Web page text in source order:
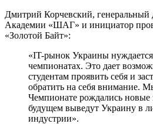
Дмитрий Корчевский,
Академии «ШАГ» и инициатор
«Золотой Байт»:
«IT-рынок Украины
чемпионатах. Это дает
студентам проявить себя и
обратить на себя внимание.
Чемпионате рождались новые
будущем выведут Украину в
индустрии».